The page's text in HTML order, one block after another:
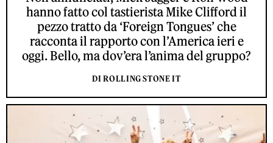
hanno fatto col tastierista Mike Clifford il
pezzo tratto da ‘Foreign Tongues’ che
racconta il rapporto con l’America ieri e
oggi. Bello, ma dov’era l’anima del gruppo?
DI ROLLING STONE IT